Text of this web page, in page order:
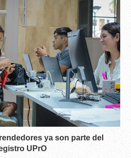
ya son parte del
UPrO